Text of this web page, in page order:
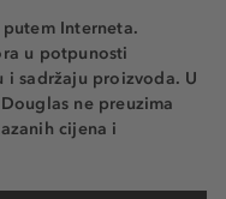
Interneta.
u potpunosti
sadržaju proizvoda. U
ne preuzima
cijena i